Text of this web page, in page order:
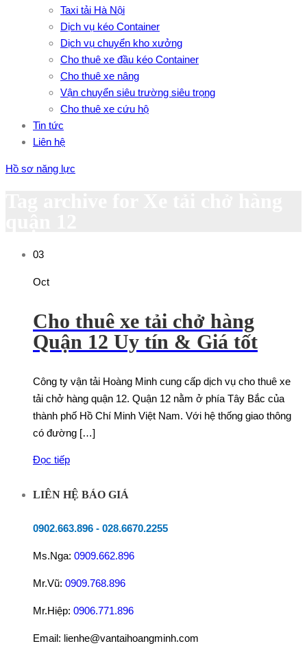
Taxi tải Hà Nội
Dịch vụ kéo Container
Dịch vụ chuyển kho xưởng
Cho thuê xe đầu kéo Container
Cho thuê xe nâng
Vận chuyển siêu trường siêu trọng
Cho thuê xe cứu hộ
Tin tức
Liên hệ
Hồ sơ năng lực
03
Oct
Cho thuê xe tải chở hàng
Quận 12 Uy tín & Giá tốt
Công ty vận tải Hoàng Minh cung cấp dịch vụ cho thuê xe
tải chở hàng quận 12. Quận 12 nằm ở phía Tây Bắc của
thành phố Hồ Chí Minh Việt Nam. Với hệ thống giao thông
có đường […]
Đọc tiếp
LIÊN HỆ BÁO GIÁ
0902.663.896 - 028.6670.2255
Ms.Nga: 0909.662.896
Mr.Vũ: 0909.768.896
Mr.Hiệp: 0906.771.896
Email: lienhe@vantaihoangminh.com